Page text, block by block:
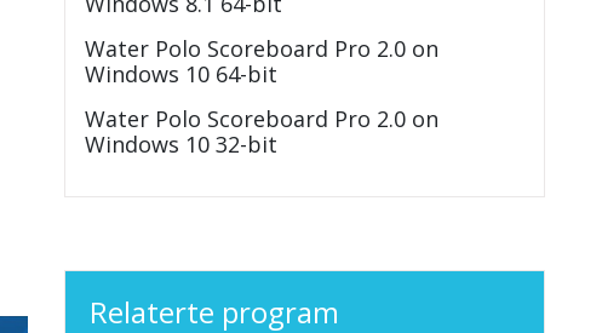
Water Polo Scoreboard Pro 2.0 on
Windows 10 64-bit
Water Polo Scoreboard Pro 2.0 on
Windows 10 32-bit
Relaterte program